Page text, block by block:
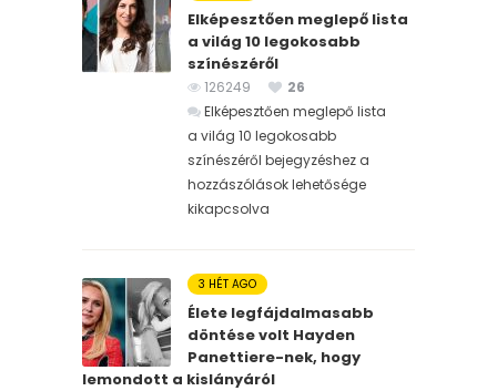
Elképesztően meglepő lista
a világ 10 legokosabb
színészéről
126249
26
Elképesztően meglepő lista
a világ 10 legokosabb
színészéről bejegyzéshez a
hozzászólások lehetősége
kikapcsolva
3 HÉT AGO
Élete legfájdalmasabb
döntése volt Hayden
Panettiere-nek, hogy
lemondott a kislányáról